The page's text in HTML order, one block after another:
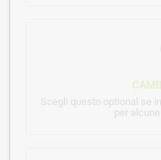
Scegli questo optional se
per